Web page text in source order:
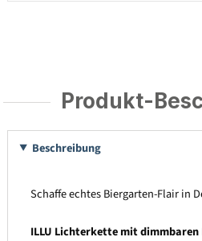
Produkt-
Beschreibung
Schaffe echtes Biergarten-Flair in
ILLU Lichterkette mit